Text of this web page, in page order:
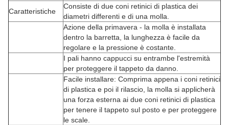
Caratteristiche
Consiste di due coni retinici di plastica dei
diametri differenti e di una molla.
Azione della primavera - la molla è installata
dentro la barretta, la lunghezza è facile da
regolare e la pressione è costante.
I pali hanno cappucci su entrambe l'estremità
per proteggere il tappeto da danno.
Facile installare: Comprima appena i coni retinici
di plastica e poi il rilascio, la molla si applicherà
una forza esterna ai due coni retinici di plastica
per tenere il tappeto sul posto e per proteggere
le scale.